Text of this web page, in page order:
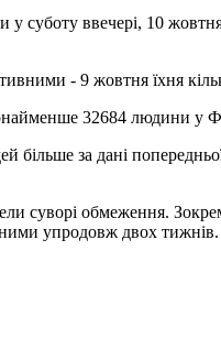
суботу ввечері, 10
- 9 жовтня їхня
32684 людини у
за дані
суворі обмеження.
упродовж двох